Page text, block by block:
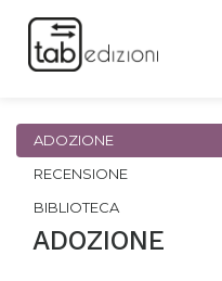
ADOZIONE
RECENSIONE
BIBLIOTECA
ADOZIONE